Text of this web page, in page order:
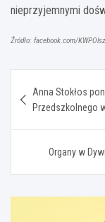
nieprzyjemnymi
Źródło: facebook.com/
wpisu
Anna Stokłos
Przedszkolnego
Organy w